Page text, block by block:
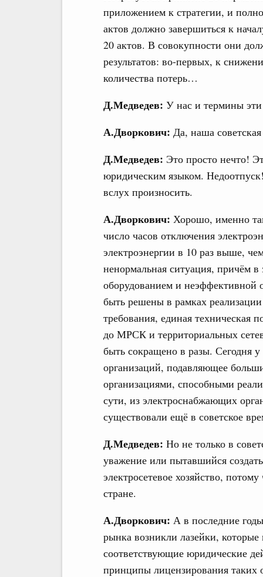
приложением к стратегии, и
актов должно завершиться к
20 актов. В совокупности они
результатов: во-первых, к
количества потерь…
Д.Медведев: У нас и термины
А.Дворкович: Да, наша
Д.Медведев: Это просто нечто!
юридическим языком.
вслух произносить.
А.Дворкович: Хорошо, именно
число часов отключения
электроэнергии в 10 раз выше,
ненормальная ситуация, причём в
оборудованием и неэффективной
быть решены в рамках
требования, единая техническая
до МРСК и территориальных
быть сокращено в разы. Сегодня
организаций, подавляющее
организациями, способными
сути, из электроснабжающих
существовали ещё в советское
Д.Медведев: Но не только в
уважение или пытавшийся
электросетевое хозяйство,
стране.
А.Дворкович: А в последние
рынка возникли лазейки,
соответствующие юридические
принципы лицензирования